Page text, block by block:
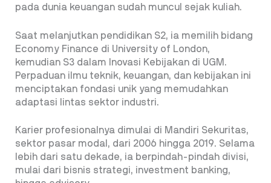
pada dunia keuangan sudah muncul sejak kuliah.
Saat melanjutkan pendidikan S2, ia memilih bidang
Economy Finance di University of London,
kemudian S3 dalam Inovasi Kebijakan di UGM.
Perpaduan ilmu teknik, keuangan, dan kebijakan ini
menciptakan fondasi unik yang memudahkan
adaptasi lintas sektor industri.
Karier profesionalnya dimulai di Mandiri Sekuritas,
sektor pasar modal, dari 2006 hingga 2019. Selama
lebih dari satu dekade, ia berpindah-pindah divisi,
mulai dari bisnis strategi, investment banking,